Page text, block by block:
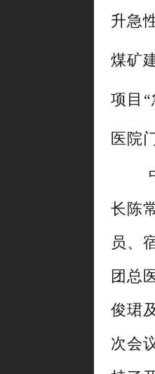
升急
煤矿
项目
医院
长陈
员、
团总
俊珺
次会